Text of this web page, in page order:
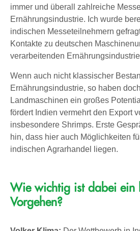
immer und überall zahlreiche
Ernährungsindustrie. Ich wurde
indischen Messeteilnehmern
Kontakte zu deutschen
verarbeitenden
Wenn auch nicht klassischer
Ernährungsindustrie, so haben
Landmaschinen ein großes
fördert Indien vermehrt den Export
insbesondere Shrimps. Erste
hin, dass hier auch Möglichkeiten
indischen Agrarhandel liegen.
Wie wichtig ist dabei ein
Vorgehen?